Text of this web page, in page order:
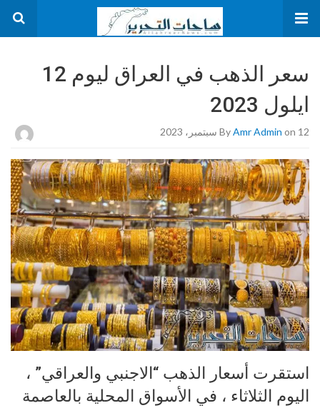
سعر الذهب في العراق ليوم 12
ايلول 2023
ByAmr Admin on 12 سبتمبر، 2023
استقرت أسعار الذهب “الاجنبي والعراقي” ،
اليوم الثلاثاء ، في الأسواق المحلية بالعاصمة